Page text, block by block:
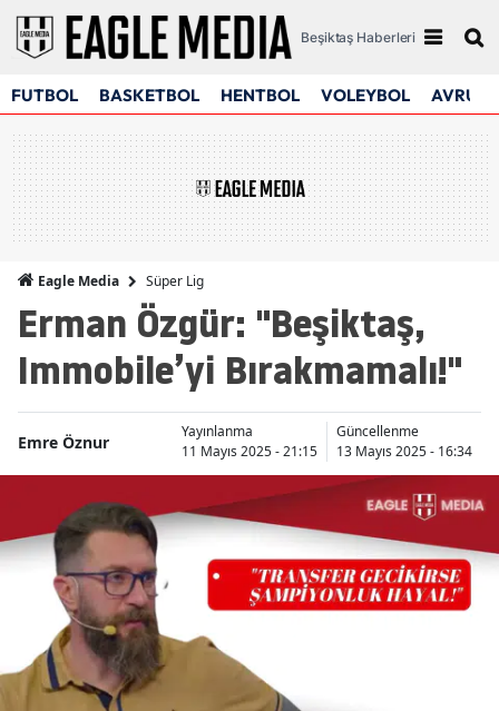
Beşiktaş Haberleri
FUTBOL BASKETBOL HENTBOL VOLEYBOL
Eagle Media Süper Lig
Erman Özgür: "Beşiktaş,
Immobile’yi Bırakmamalı!"
Emre Öznur
Yayınlanma
11 Mayıs 2025 - 21:15
Güncellenme
13 Mayıs 2025 - 16:34